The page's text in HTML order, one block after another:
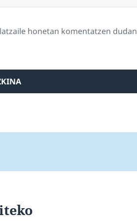
honetan komentatzen dudan